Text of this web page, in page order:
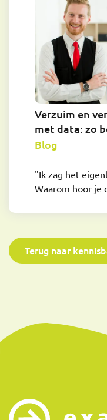
Verzuim en
met data: zo
Blog
"Ik zag het
Waarom hoor je
Terug naar